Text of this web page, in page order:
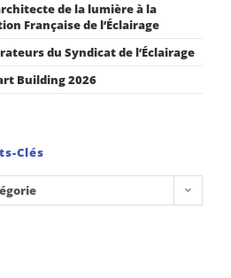
de la lumière à la
Française de l’Éclairage
du Syndicat de l’Éclairage
Building 2026
Clés